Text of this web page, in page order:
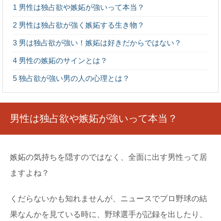
大？浮気を見破る方法
それまではそんなことがなかったのに、いつの間にか彼女
の携帯がロックされていたら「もしかして浮気？」と...
好きな人の匂いと相性！匂いを嗅ぎ分ける力
は女性の方が強い
いがたまらなく好き！という女性が少なからずいるは...
職場の男性が見せる好意のサインを見逃さな
い方法
らなかなか接点が持てなくなりますよね。 で...
1 男性は独占欲や嫉妬が強いって本当？
2 男性は独占欲が強く嫉妬する生き物？
3 男は独占欲が強い！嫉妬は好きだからではない？
4 男性の嫉妬のサインとは？
5 独占欲が強い男の人の心理とは？
男性は独占欲や嫉妬が強いって本当？
嫉妬の気持ちを隠すのではなく、全面に出す男性って居
ますよね？
くだらないかも知れませんが、ニュースでプロ野球の結
果なんかを見ている時に、野球選手が記録を出したり、